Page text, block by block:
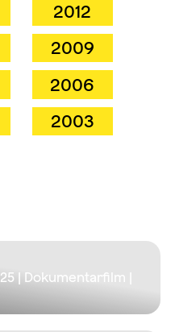
2012
2009
2006
2003
| Dokumentarfilm |